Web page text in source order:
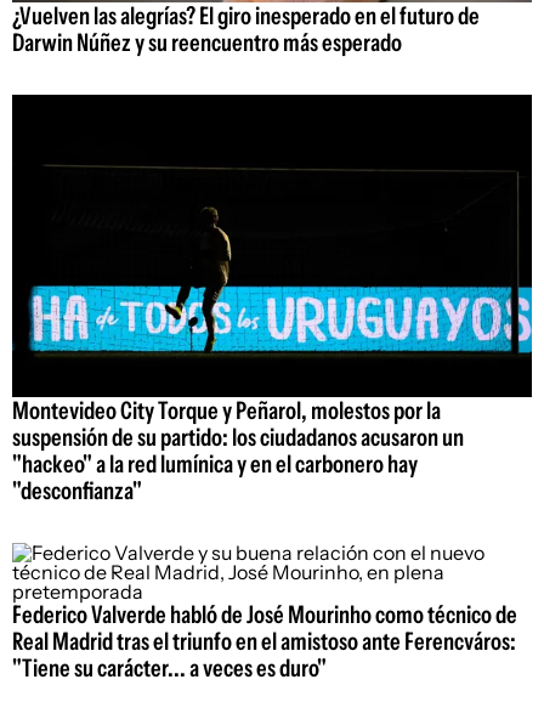
¿Vuelven las alegrías? El giro inesperado en el futuro de
Darwin Núñez y su reencuentro más esperado
Montevideo City Torque y Peñarol, molestos por la
suspensión de su partido: los ciudadanos acusaron un
"hackeo" a la red lumínica y en el carbonero hay
"desconfianza"
Federico Valverde habló de José Mourinho como técnico de
Real Madrid tras el triunfo en el amistoso ante Ferencváros:
"Tiene su carácter... a veces es duro"